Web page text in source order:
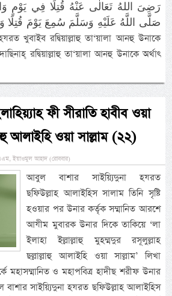
رَضِىَ اللهُ تَعَالٰى عَنْهُ قُتِلَا فِي يَوْمٍ
صَلَّى اللَّهُ عَلَيْهِ وَسَلَّمَ سُمِعَ يَوْمَ قُتِلَا
রদ্বিয়াল্লাহু তা‘য়ালা আনহু উনাকে অর্থাৎ
ফী সীরাতি হাবীব ওয়া
আলাইহি ওয়া সাল্লাম (২২)
ইয়াওমুল আহাদ (রোববার)
আবুল বাশার সাইয়্যিদুনা হযরত
ছফিউল্লাহ আলাইহিস সালাম তিনি সৃষ্টি
হওয়ার পর উনার কর্তৃক সম্মানিত আরশে
আযীম মুবারক উনার দিকে তাকিয়ে ‘লা
ইলাহা ইল্লাল্লাহু মুহম্মদুর রসূলুল্লাহ
ছল্লাল্লাহু আলাইহি ওয়া সাল্লাম’ লিখা
মহাসম্মানিত ও মহাপবিত্র হাদীছ শরীফ উনার
বাশার সাইয়্যিদুনা হযরত ছফিউল্লাহ আলাইহিস